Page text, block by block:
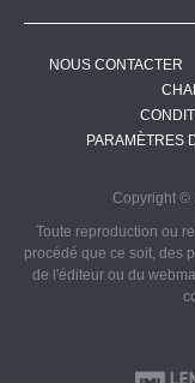
NOUS CONTACTER
PARAMÈTRES
Copyright ©
Toute reproduction ou
procédé que ce soit, des
de l'éditeur ou du